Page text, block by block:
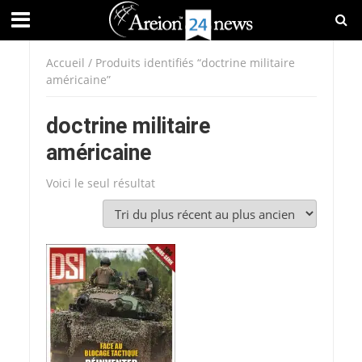
Accueil / Produits identifiés “doctrine militaire
américaine”
doctrine militaire
américaine
Voici le seul résultat